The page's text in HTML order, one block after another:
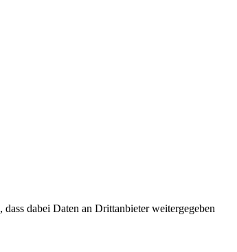
dabei Daten an Drittanbieter weitergegeben